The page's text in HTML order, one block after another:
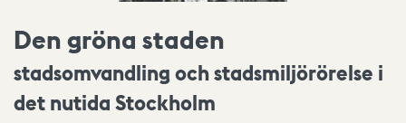
Den gröna staden
stadsomvandling och stadsmiljörörelse i
det nutida Stockholm